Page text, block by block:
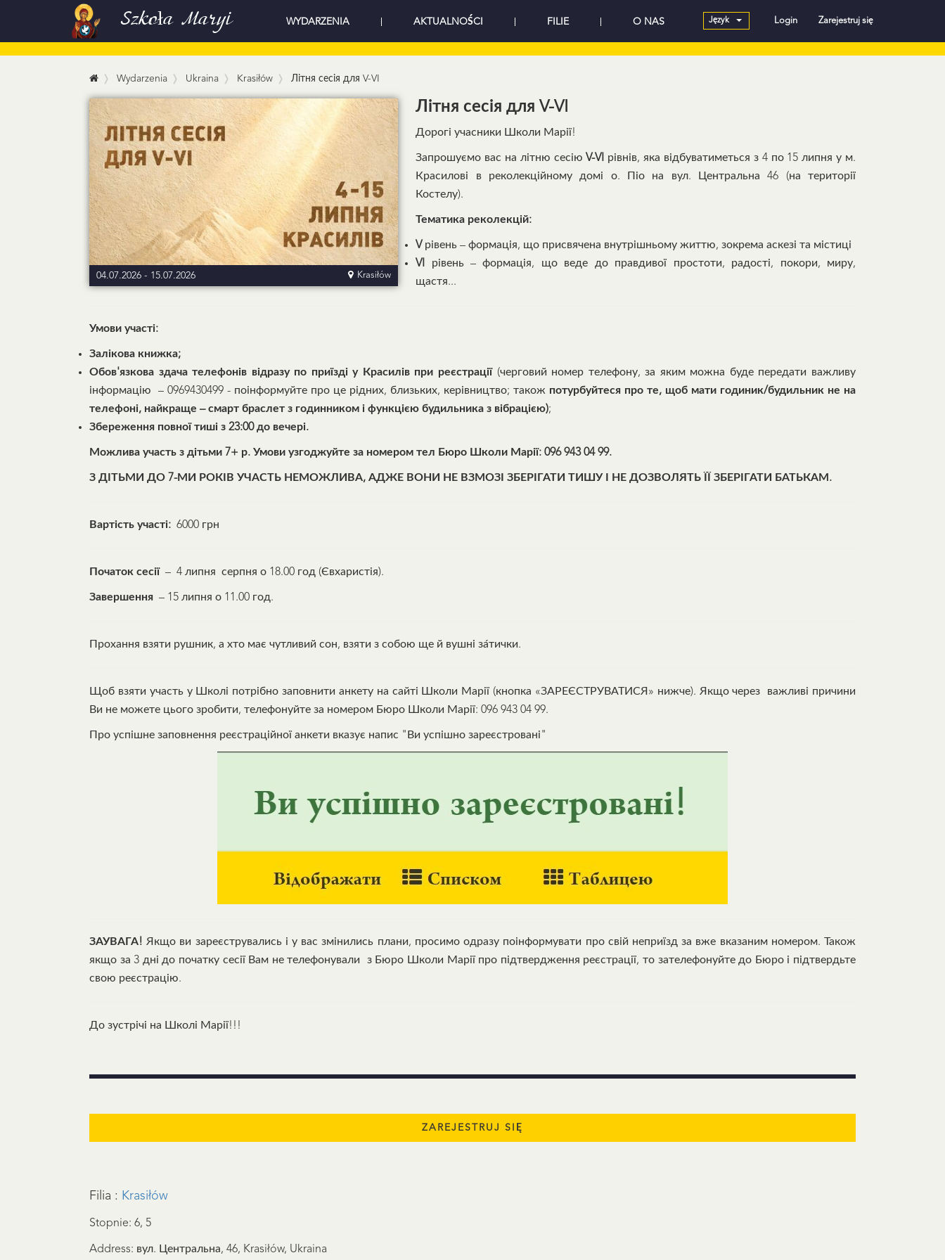
Szkoła Maryi WYDARZENIA AKTUALNOŚCI FILIE O NAS Język Login Zarejestruj się
Wydarzenia Ukraina Krasiłów Літня сесія для V-VI
04.07.2026 - 15.07.2026 Krasiłów
Літня сесія для V-VI
Дорогі учасники Школи Марії!
Запрошуємо вас на літню сесію V-VI рівнів, яка відбуватиметься з 4 по 15 липня у м.
Красилові в реколекційному домі о. Піо на вул. Центральна 46 (на території
Костелу).
Тематика реколекцій:
Vрівень – формація, що присвячена внутрішньому життю, зокрема аскезі та містиці
VI
рівень – формація, що веде до правдивої простоти, радості, покори, миру,
щастя...
Умови участі:
Залікова книжка;
Обов'язкова здача телефонів відразу по приїзді у Красилів при реєстрації (черговий номер телефону, за яким можна буде передати важливу
інформацію – 0969430499 - поінформуйте про це рідних, близьких, керівництво; також потурбуйтеся про те, щоб мати годиник/будильник не на
телефоні, найкраще – смарт браслет з годинником і функцією будильника з вібрацією);
Збереження повної тиші з 23:00 до вечері.
Можлива участь з дітьми 7+ р. Умови узгоджуйте за номером тел Бюро Школи Марії: 096 943 04 99.
З ДІТЬМИ ДО 7-МИ РОКІВ УЧАСТЬ НЕМОЖЛИВА, АДЖЕ ВОНИ НЕ ВЗМОЗІ ЗБЕРІГАТИ ТИШУ І НЕ ДОЗВОЛЯТЬ ЇЇ ЗБЕРІГАТИ БАТЬКАМ.
Вартість участі: 6000 грн
Початок сесії – 4 липня серпня о 18.00 год (Євхаристія).
Завершення – 15 липня о 11.00 год.
Прохання взяти рушник, а хто має чутливий сон, взяти з собою ще й вушні за́тички.
Щоб взяти участь у Школі потрібно заповнити анкету на сайті Школи Марії (кнопка «ЗАРЕЄСТРУВАТИСЯ» нижче). Якщо через важливі причини
Ви не можете цього зробити, телефонуйте за номером Бюро Школи Марії: 096 943 04 99.
Про успішне заповнення реєстраційної анкети вказує напис "Ви успішно зареєстровані"
ЗАУВАГА! Якщо ви зареєструвались і у вас змінились плани, просимо одразу поінформувати про свій неприїзд за вже вказаним номером. Також
якщо за 3 дні до початку сесії Вам не телефонували з Бюро Школи Марії про підтвердження реєстрації, то зателефонуйте до Бюро і підтвердьте
свою реєстрацію.
До зустрічі на Школі Марії!!!
Filia : Krasiłów
Stopnie: 6, 5
Address: вул. Центральна, 46, Krasiłów, Ukraina